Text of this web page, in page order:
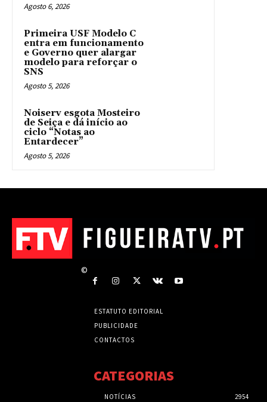
Agosto 6, 2026
Primeira USF Modelo C
entra em funcionamento
e Governo quer alargar
modelo para reforçar o
SNS
Agosto 5, 2026
Noiserv esgota Mosteiro
de Seiça e dá início ao
ciclo “Notas ao
Entardecer”
Agosto 5, 2026
©
ESTATUTO EDITORIAL
PUBLICIDADE
CONTACTOS
CATEGORIAS
NOTÍCIAS 2954